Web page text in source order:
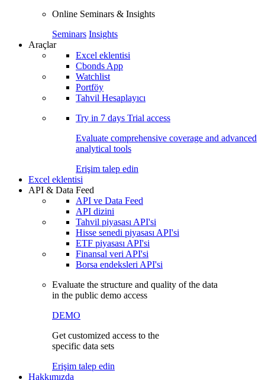
Online Seminars & Insights
Seminars Insights
Araçlar
Excel eklentisi
Cbonds App
Watchlist
Portföy
Tahvil Hesaplayıcı
Try in 7 days Trial access
Evaluate comprehensive coverage and advanced
analytical tools
Erişim talep edin
Excel eklentisi
API & Data Feed
API ve Data Feed
API dizini
Tahvil piyasası API'si
Hisse senedi piyasası API'si
ETF piyasası API'si
Finansal veri API'si
Borsa endeksleri API'si
Evaluate the structure and quality of the data
in the public demo access
DEMO
Get customized access to the
specific data sets
Erişim talep edin
Hakkımızda